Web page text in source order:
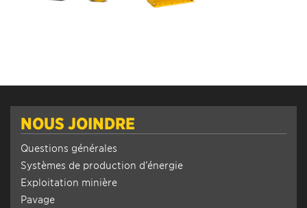
NOUS JOINDRE
Questions générales
Systèmes de production d’énergie
Exploitation minière
Pavage